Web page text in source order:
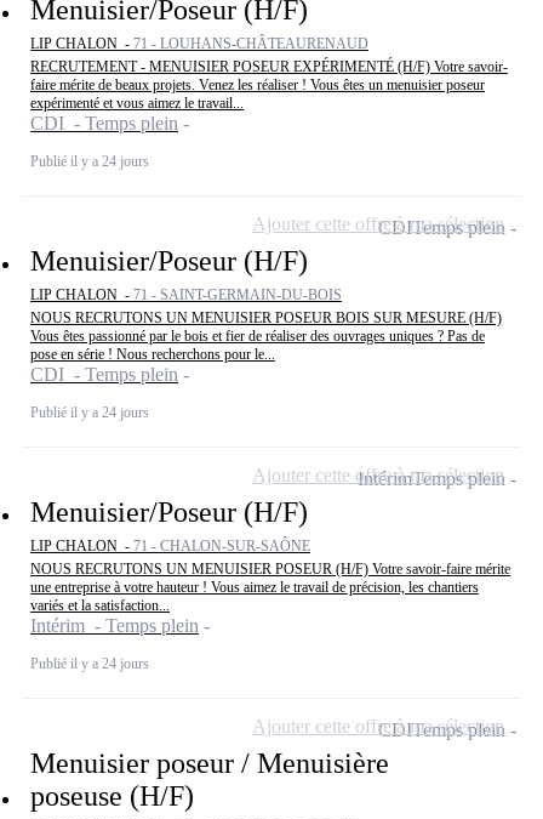
Menuisier/Poseur (H/F)
LIP CHALON - 71 - LOUHANS-CHÂTEAURENAUD
RECRUTEMENT - MENUISIER POSEUR EXPÉRIMENTÉ (H/F) Votre savoir-
faire mérite de beaux projets. Venez les réaliser ! Vous êtes un menuisier poseur
expérimenté et vous aimez le travail...
CDI - Temps plein
Publié il y a 24 jours
Menuisier/Poseur (H/F)
LIP CHALON - 71 - SAINT-GERMAIN-DU-BOIS
NOUS RECRUTONS UN MENUISIER POSEUR BOIS SUR MESURE (H/F)
Vous êtes passionné par le bois et fier de réaliser des ouvrages uniques ? Pas de
pose en série ! Nous recherchons pour le...
CDI - Temps plein
Publié il y a 24 jours
CDITemps plein
Ajouter cette offre à ma sélection
Menuisier/Poseur (H/F)
LIP CHALON - 71 - CHALON-SUR-SAÔNE
NOUS RECRUTONS UN MENUISIER POSEUR (H/F) Votre savoir-faire mérite
une entreprise à votre hauteur ! Vous aimez le travail de précision, les chantiers
variés et la satisfaction...
Intérim - Temps plein
Publié il y a 24 jours
IntérimTemps plein
Ajouter cette offre à ma sélection
Menuisier poseur / Menuisière
poseuse (H/F)
CDITemps plein
Ajouter cette offre à ma sélection